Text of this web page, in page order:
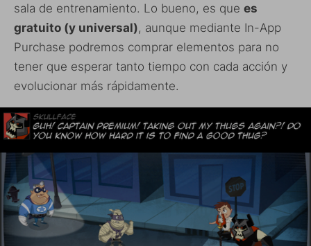
sala de entrenamiento. Lo bueno, es que es
gratuito (y universal), aunque mediante In-App
Purchase podremos comprar elementos para no
tener que esperar tanto tiempo con cada acción y
evolucionar más rápidamente.